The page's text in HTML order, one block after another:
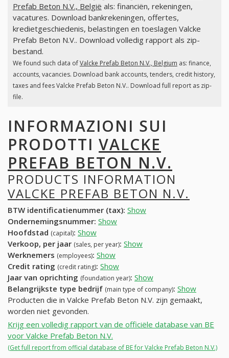
Prefab Beton N.V., België als: financiën, rekeningen,
vacatures. Download bankrekeningen, offertes,
kredietgeschiedenis, belastingen en toeslagen Valcke
Prefab Beton N.V.. Download volledig rapport als zip-
bestand.
We found such data ofValcke Prefab Beton N.V., Belgium as: finance,
accounts, vacancies. Download bank accounts, tenders, credit history,
taxes and fees Valcke Prefab Beton N.V.. Download full report as zip-
file.
INFORMAZIONI SUI
PRODOTTI VALCKE
PREFAB BETON N.V.
PRODUCTS INFORMATION
VALCKE PREFAB BETON N.V.
BTW identificatienummer (tax): Show
Ondernemingsnummer: Show
Hoofdstad (capital): Show
Verkoop, per jaar (sales, per year): Show
Werknemers (employees): Show
Credit rating (credit rating): Show
Jaar van oprichting (foundation year): Show
Belangrijkste type bedrijf (main type of company): Show
Producten die in Valcke Prefab Beton N.V. zijn gemaakt,
worden niet gevonden.
Krijg een volledig rapport van de officiële database van BE
voor Valcke Prefab Beton N.V.
(Get full report from official database of BE for Valcke Prefab Beton N.V.)